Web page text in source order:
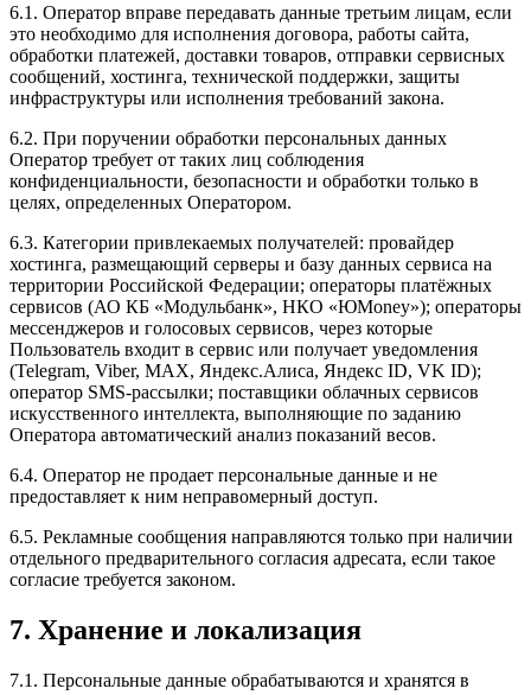
6.1. Оператор вправе передавать данные третьим лицам, если
это необходимо для исполнения договора, работы сайта,
обработки платежей, доставки товаров, отправки сервисных
сообщений, хостинга, технической поддержки, защиты
инфраструктуры или исполнения требований закона.
6.2. При поручении обработки персональных данных
Оператор требует от таких лиц соблюдения
конфиденциальности, безопасности и обработки только в
целях, определенных Оператором.
6.3. Категории привлекаемых получателей: провайдер
хостинга, размещающий серверы и базу данных сервиса на
территории Российской Федерации; операторы платёжных
сервисов (АО КБ «Модульбанк», НКО «ЮMoney»); операторы
мессенджеров и голосовых сервисов, через которые
Пользователь входит в сервис или получает уведомления
(Telegram, Viber, MAX, Яндекс.Алиса, Яндекс ID, VK ID);
оператор SMS-рассылки; поставщики облачных сервисов
искусственного интеллекта, выполняющие по заданию
Оператора автоматический анализ показаний весов.
6.4. Оператор не продает персональные данные и не
предоставляет к ним неправомерный доступ.
6.5. Рекламные сообщения направляются только при наличии
отдельного предварительного согласия адресата, если такое
согласие требуется законом.
7. Хранение и локализация
7.1. Персональные данные обрабатываются и хранятся в